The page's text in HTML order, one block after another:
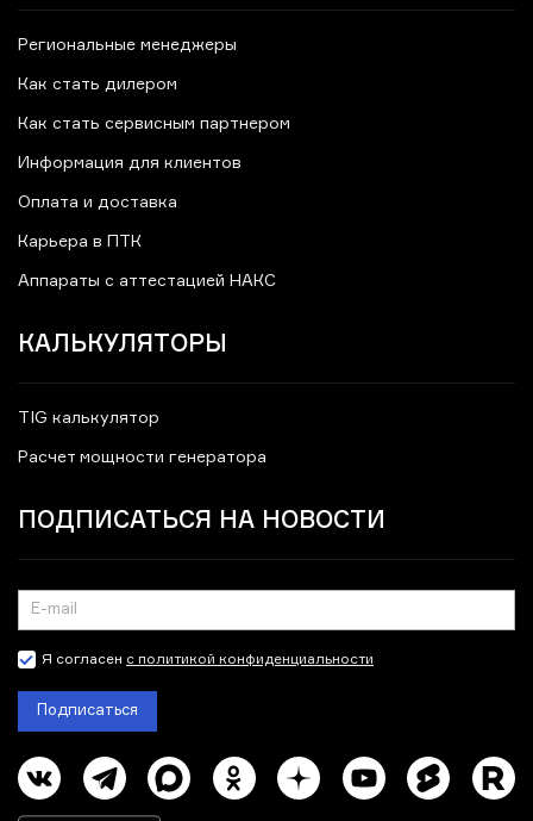
Региональные менеджеры
Как стать дилером
Как стать сервисным партнером
Информация для клиентов
Оплата и доставка
Карьера в ПТК
Аппараты с аттестацией НАКС
КАЛЬКУЛЯТОРЫ
TIG калькулятор
Расчет мощности генератора
ПОДПИСАТЬСЯ НА НОВОСТИ
Я согласен с политикой конфиденциальности
Подписаться